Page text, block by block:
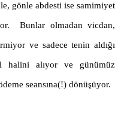
gönle abdesti ise samimiyet
Bunlar olmadan vicdan,
ve sadece tenin aldığı
alıyor ve günümüz
seansına(!) dönüşüyor.